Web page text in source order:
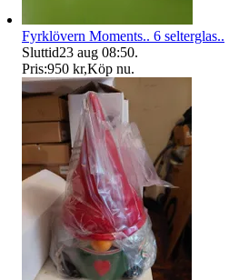
Fyrklövern Moments.. 6 selterglas..
Sluttid23 aug 08:50.
Pris:950 kr,Köp nu.